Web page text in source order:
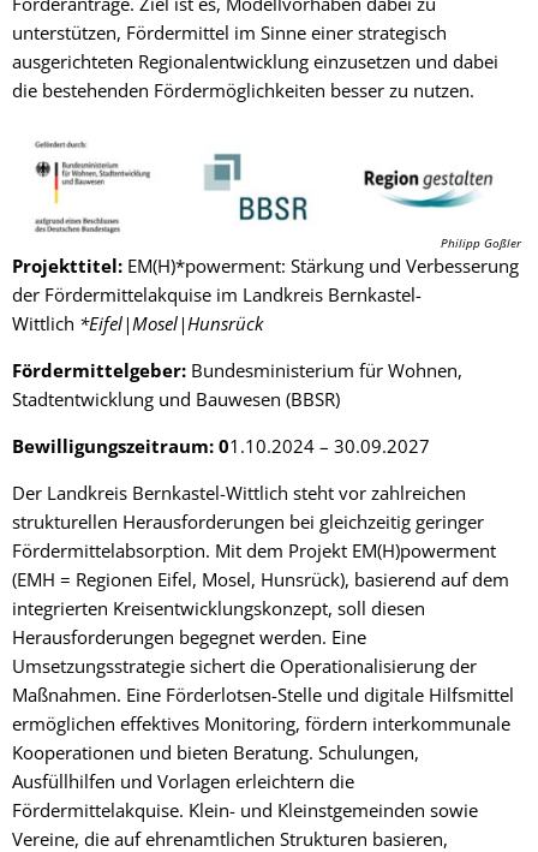
Bachelor of Arts
Vergaben
Öffentliche Bekanntmachungen
Bankverbindungen
Leitbild der Kreisverwaltung
Kreishaus & Fritz von Wille
E-Rechnungen
Kommunalwahl 2024
Radverkehr
LEADER
Über uns
Zu Hause
Angebote
Ehrenamtliche Vormundschaft
Kulturpreis des Landkreises
unterstützen, Fördermittel im Sinne einer strategisch
ausgerichteten Regionalentwicklung einzusetzen und dabei
die bestehenden Fördermöglichkeiten besser zu nutzen.
Philipp Goßler
Projekttitel: EM(H)*powerment: Stärkung und Verbesserung
der Fördermittelakquise im Landkreis Bernkastel-
Wittlich *Eifel|Mosel|Hunsrück
Fördermittelgeber: Bundesministerium für Wohnen,
Stadtentwicklung und Bauwesen (BBSR)
Bewilligungszeitraum: 01.10.2024 – 30.09.2027
Der Landkreis Bernkastel-Wittlich steht vor zahlreichen
strukturellen Herausforderungen bei gleichzeitig geringer
Fördermittelabsorption. Mit dem Projekt EM(H)powerment
(EMH = Regionen Eifel, Mosel, Hunsrück), basierend auf dem
integrierten Kreisentwicklungskonzept, soll diesen
Herausforderungen begegnet werden. Eine
Umsetzungsstrategie sichert die Operationalisierung der
Maßnahmen. Eine Förderlotsen-Stelle und digitale Hilfsmittel
ermöglichen effektives Monitoring, fördern interkommunale
Kooperationen und bieten Beratung. Schulungen,
Ausfüllhilfen und Vorlagen erleichtern die
Fördermittelakquise. Klein- und Kleinstgemeinden sowie
Vereine, die auf ehrenamtlichen Strukturen basieren,